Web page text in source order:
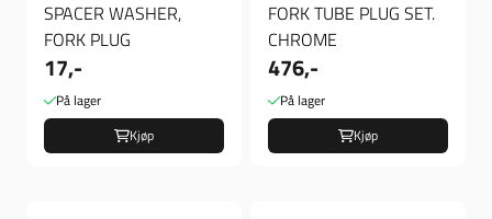
SPACER WASHER,
FORK PLUG
17,-
På lager
Kjøp
FORK TUBE PLUG SET.
CHROME
476,-
På lager
Kjøp